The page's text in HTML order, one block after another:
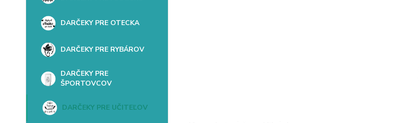
DARČEKY PRE OTECKA
DARČEKY PRE RYBÁROV
DARČEKY PRE
ŠPORTOVCOV
DARČEKY PRE UČITEĽOV